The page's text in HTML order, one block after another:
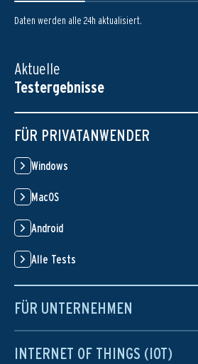
Daten werden alle 24h aktualisiert.
Aktuelle
Testergebnisse
FÜR PRIVATANWENDER
Windows
MacOS
Android
Alle Tests
FÜR UNTERNEHMEN
INTERNET OF THINGS (IOT)